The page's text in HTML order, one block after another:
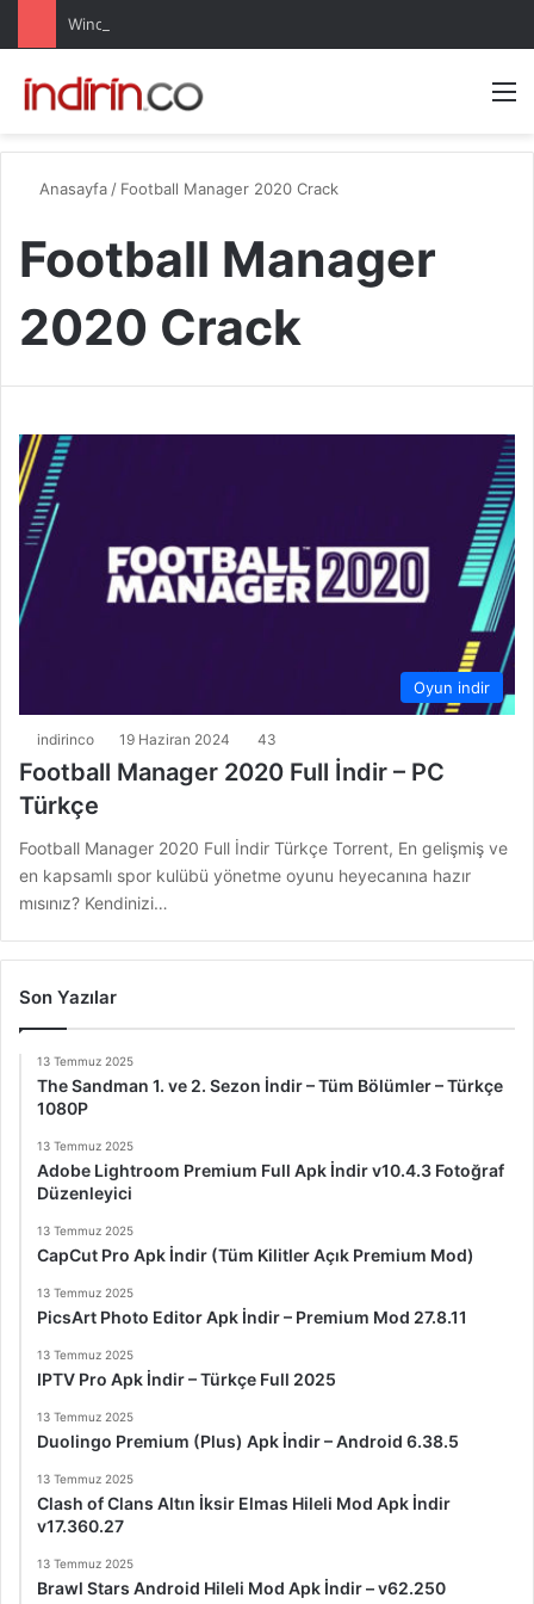
Windows 10 Pro indir – Türkçe – Güncel 2025
Anasayfa / Football Manager 2020 Crack
Football Manager
2020 Crack
Oyun indir
indirinco 19 Haziran 2024 43
Football Manager 2020 Full İndir – PC
Türkçe
Football Manager 2020 Full İndir Türkçe Torrent, En gelişmiş ve
en kapsamlı spor kulübü yönetme oyunu heyecanına hazır
mısınız? Kendinizi…
Son Yazılar
13 Temmuz 2025
The Sandman 1. ve 2. Sezon İndir – Tüm Bölümler – Türkçe
1080P
13 Temmuz 2025
Adobe Lightroom Premium Full Apk İndir v10.4.3 Fotoğraf
Düzenleyici
13 Temmuz 2025
CapCut Pro Apk İndir (Tüm Kilitler Açık Premium Mod)
13 Temmuz 2025
PicsArt Photo Editor Apk İndir – Premium Mod 27.8.11
13 Temmuz 2025
IPTV Pro Apk İndir – Türkçe Full 2025
13 Temmuz 2025
Duolingo Premium (Plus) Apk İndir – Android 6.38.5
13 Temmuz 2025
Clash of Clans Altın İksir Elmas Hileli Mod Apk İndir
v17.360.27
13 Temmuz 2025
Brawl Stars Android Hileli Mod Apk İndir – v62.250